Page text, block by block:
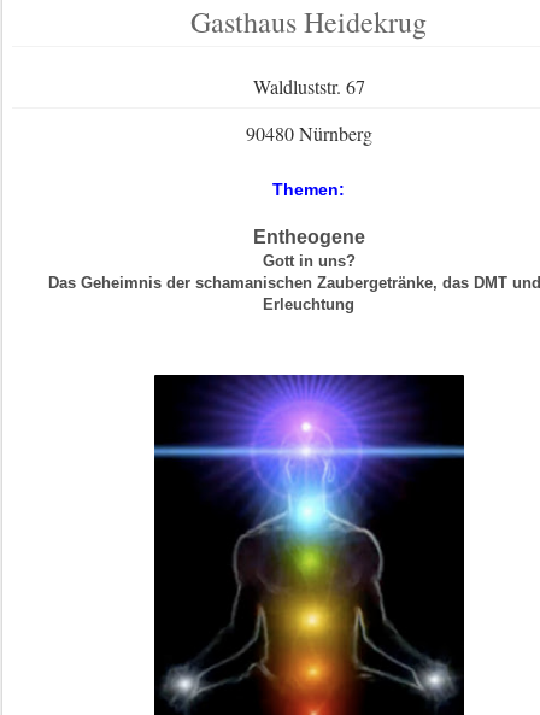
Gasthaus Heidekrug
Waldluststr. 67
90480 Nürnberg
Themen:
Entheogene
Gott in uns?
Das Geheimnis der schamanischen Zaubergetränke, das DMT
Erleuchtung